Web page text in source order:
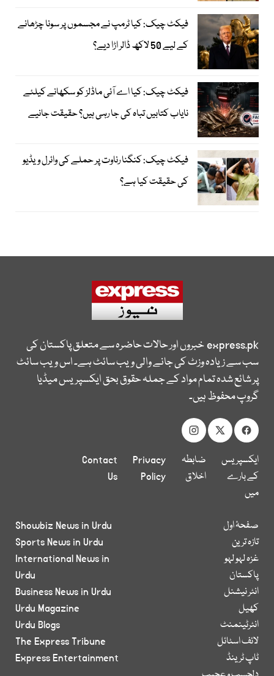
فیکٹ چیک: کیا ٹرمپ نے مجسموں پر سونا چڑھانے
کے لیے 50 لاکھ ڈالر اڑا دیے؟
فیکٹ چیک: کیا اے آئی ماڈلز کو سکھانے کیلئے
نایاب کتابیں تباہ کی جا رہی ہیں؟ حقیقت جانیے
فیکٹ چیک: کنگنا رناوت پر حملے کی وائرل ویڈیو
کی حقیقت کیا ہے؟
express.pkخبروں اور حالات حاضرہ سے متعلق پاکستان کی
سب سے زیادہ وزٹ کی جانے والی ویب سائٹ ہے۔ اس ویب سائٹ
پر شائع شدہ تمام مواد کے جملہ حقوق بحق ایکسپریس میڈیا
گروپ محفوظ ہیں۔
ایکسپریس
کے بارے
میں
ضابطہ
اخلاق
Privacy
Policy
Contact
Us
صفحۂ اول
تازہ ترین
غزہ لہو لہو
پاکستان
انٹر نیشنل
کھیل
انٹرٹینمنٹ
لائف اسٹائل
ٹاپ ٹرینڈ
Showbiz News in Urdu
Sports News in Urdu
International News in
Urdu
Business News in Urdu
Urdu Magazine
Urdu Blogs
The Express Tribune
Express Entertainment